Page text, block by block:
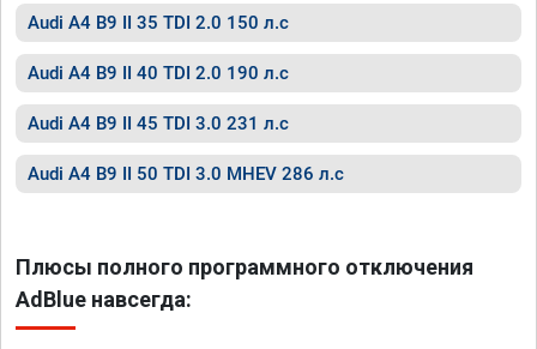
Audi A4 B9 II 35 TDI 2.0 150 л.с
Audi A4 B9 II 40 TDI 2.0 190 л.с
Audi A4 B9 II 45 TDI 3.0 231 л.с
Audi A4 B9 II 50 TDI 3.0 MHEV 286 л.с
Плюсы полного программного отключения
AdBlue навсегда: